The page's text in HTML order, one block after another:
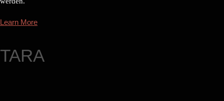
Learn More
TARA